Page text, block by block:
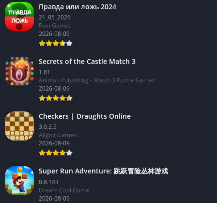
Правда или ложь 2024
21_05_2026
Fam Games
2026-08-09
Secrets of the Castle Match 3
1.81
Animan Publishing - Match 3 Puzzle Games
2026-08-09
Checkers | Draughts Online
3.0.2.5
AlignIt Games
2026-08-09
Super Run Adventure: 跳跃冒险丛林游戏
0.8.143
Dream Cool Game
2026-08-09